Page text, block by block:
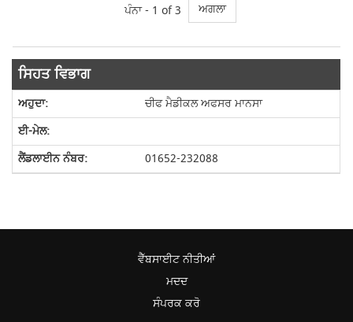
ਪੰਨਾ - 1 of 3 ਅਗਲਾ
ਸਿਹਤ ਵਿਭਾਗ
ਚੀਫ ਮੈਡੀਕਲ ਅਫਸਰ ਮਾਨਸਾ
01652-232088
ਵੈੱਬਸਾਈਟ ਨੀਤੀਆਂ
ਮਦਦ
ਸੰਪਰਕ ਕਰੋ